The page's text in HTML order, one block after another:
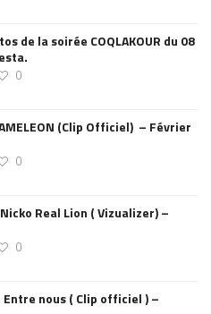
de la soirée COQLAKOUR du 08
0
(Clip Officiel) – Février
0
Real Lion ( Vizualizer) –
0
Entre nous ( Clip officiel ) –